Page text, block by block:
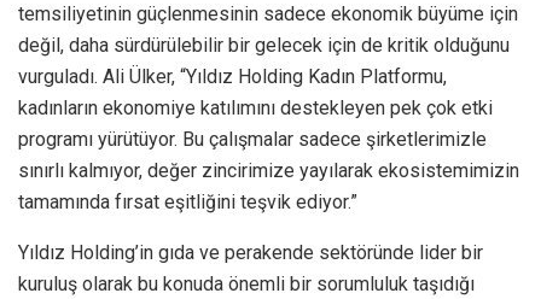
temsiliyetinin güçlenmesinin sadece ekonomik büyüme için
değil, daha sürdürülebilir bir gelecek için de kritik olduğunu
vurguladı. Ali Ülker, “Yıldız Holding Kadın Platformu,
kadınların ekonomiye katılımını destekleyen pek çok etki
programı yürütüyor. Bu çalışmalar sadece şirketlerimizle
sınırlı kalmıyor, değer zincirimize yayılarak ekosistemimizin
tamamında fırsat eşitliğini teşvik ediyor.”
Yıldız Holding’in gıda ve perakende sektöründe lider bir
kuruluş olarak bu konuda önemli bir sorumluluk taşıdığı